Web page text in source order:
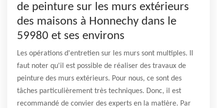
de peinture sur les murs extérieurs
des maisons à Honnechy dans le
59980 et ses environs
Les opérations d'entretien sur les murs sont multiples. Il
faut noter qu'il est possible de réaliser des travaux de
peinture des murs extérieurs. Pour nous, ce sont des
tâches particulièrement très techniques. Donc, il est
recommandé de convier des experts en la matière. Par